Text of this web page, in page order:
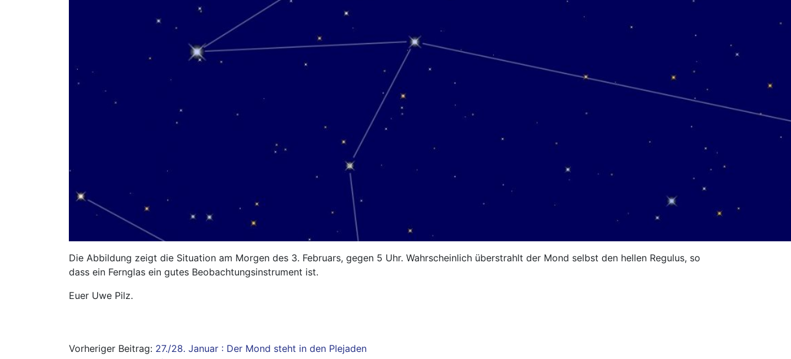
Die Abbildung zeigt die Situation am Morgen des 3. Februars, gegen 5 Uhr. Wahrscheinlich überstrahlt der Mond selbst den hellen Regulus, so
dass ein Fernglas ein gutes Beobachtungsinstrument ist.
Euer Uwe Pilz.
Beitragsnavigation27./28. Januar : Der Mond steht in den Plejaden